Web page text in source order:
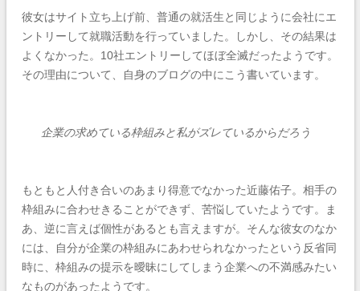
彼女はサイト立ち上げ前、普通の就活生と同じように会社にエ
ントリーして就職活動を行っていました。しかし、その結果は
よくなかった。10社エントリーしてほぼ全滅だったようです。
その理由について、自身のブログの中にこう書いています。
企業の求めている枠組みと私がズレているからだろう
もともと人付き合いのあまり得意でなかった近藤佑子。相手の
枠組みに合わせきることができず、苦悩していたようです。ま
あ、逆に言えば個性があるとも言えますが。 そんな彼女のなか
には、自分が企業の枠組みにあわせられなかったという反省同
時に、枠組みの提示を曖昧にしてしまう企業への不満感みたい
なものがあったようです。